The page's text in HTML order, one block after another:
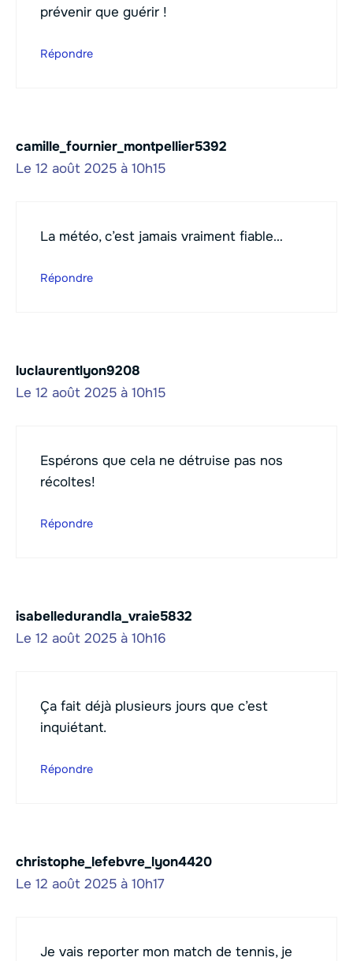
prévenir que guérir !
Répondre
camille_fournier_montpellier5392
Le 12 août 2025 à 10h15
La météo, c’est jamais vraiment fiable…
Répondre
luclaurentlyon9208
Le 12 août 2025 à 10h15
Espérons que cela ne détruise pas nos
récoltes!
Répondre
isabelledurandla_vraie5832
Le 12 août 2025 à 10h16
Ça fait déjà plusieurs jours que c’est
inquiétant.
Répondre
christophe_lefebvre_lyon4420
Le 12 août 2025 à 10h17
Je vais reporter mon match de tennis, je